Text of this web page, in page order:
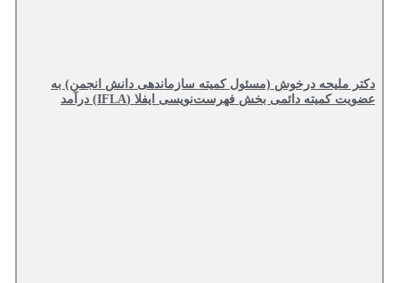
دکتر ملیحه درخوش (مسئول کمیته سازماندهی دانش انجمن) به
عضویت کمیته دائمی بخش فهرست‌نویسی ایفلا (IFLA) درآمد